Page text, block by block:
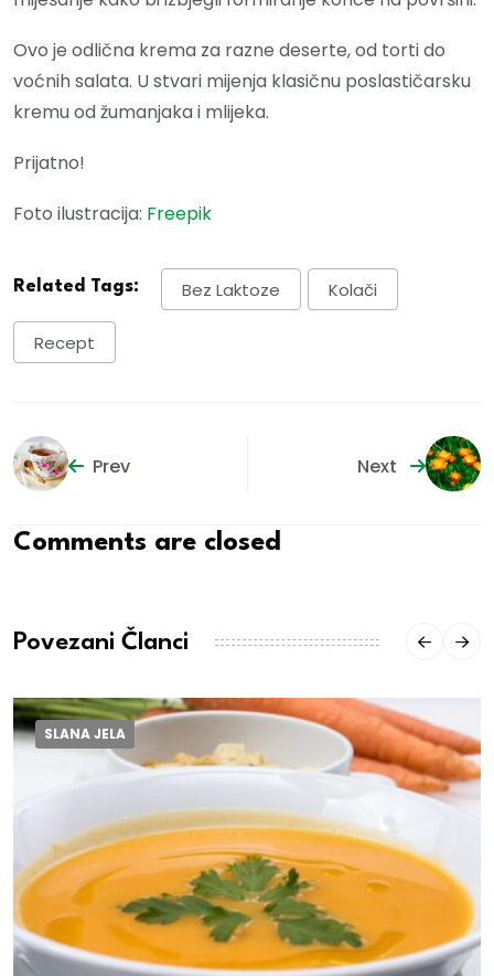
Ovo je odlična krema za razne deserte, od torti do
voćnih salata. U stvari mijenja klasičnu poslastičarsku
kremu od žumanjaka i mlijeka.
Prijatno!
Foto ilustracija: Freepik
Related Tags: Bez Laktoze Kolači
Recept
Prev Next
Comments are closed
Povezani Članci
SLANA JELA